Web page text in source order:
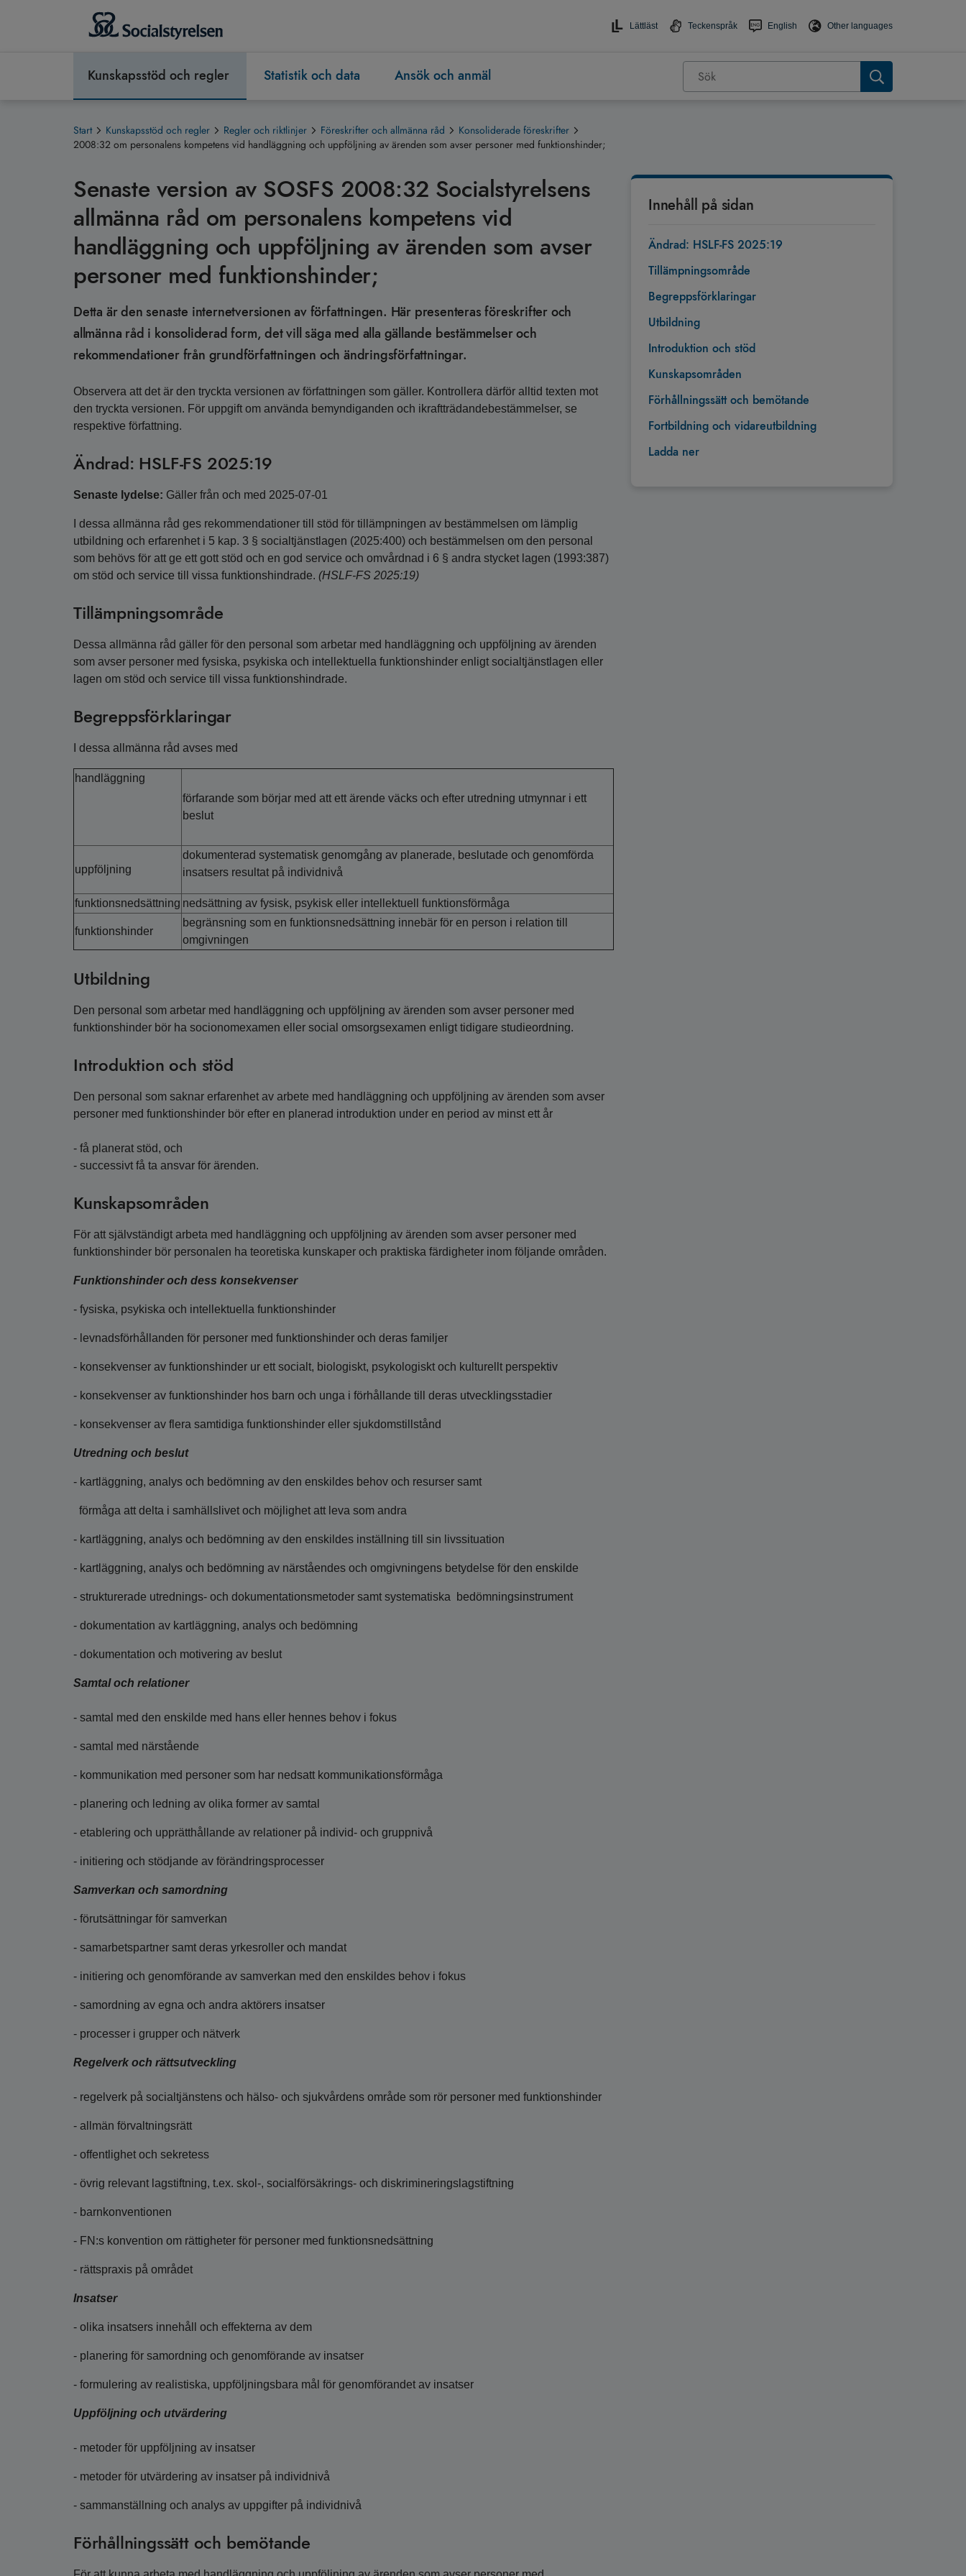
Lättläst Teckenspråk English Other languages
Kunskapsstöd och regler Statistik och data Ansök och anmäl
Start Kunskapsstöd och regler Regler och riktlinjer Föreskrifter och allmänna råd
Konsoliderade föreskrifter
2008:32 om personalens kompetens vid handläggning och uppföljning av ärenden som avser personer med funktionshinder;
Innehåll på sidan
Ändrad: HSLF-FS 2025:19
Tillämpningsområde
Begreppsförklaringar
Utbildning
Introduktion och stöd
Kunskapsområden
Förhållningssätt och bemötande
Fortbildning och vidareutbildning
Ladda ner
Senaste version av SOSFS 2008:32 Socialstyrelsens
allmänna råd om personalens kompetens vid
handläggning och uppföljning av ärenden som avser
personer med funktionshinder;
Detta är den senaste internetversionen av författningen. Här presenteras föreskrifter och
allmänna råd i konsoliderad form, det vill säga med alla gällande bestämmelser och
rekommendationer från grundförfattningen och ändringsförfattningar.
Observera att det är den tryckta versionen av författningen som gäller. Kontrollera därför alltid texten mot
den tryckta versionen. För uppgift om använda bemyndiganden och ikraftträdandebestämmelser, se
respektive författning.
Ändrad: HSLF-FS 2025:19
Senaste lydelse: Gäller från och med 2025-07-01
I dessa allmänna råd ges rekommendationer till stöd för tillämpningen av bestämmelsen om lämplig
utbildning och erfarenhet i 5 kap. 3 § socialtjänstlagen (2025:400) och bestämmelsen om den personal
som behövs för att ge ett gott stöd och en god service och omvårdnad i 6 § andra stycket lagen (1993:387)
om stöd och service till vissa funktionshindrade. (HSLF-FS 2025:19)
Tillämpningsområde
Dessa allmänna råd gäller för den personal som arbetar med handläggning och uppföljning av ärenden
som avser personer med fysiska, psykiska och intellektuella funktionshinder enligt socialtjänstlagen eller
lagen om stöd och service till vissa funktionshindrade.
Begreppsförklaringar
I dessa allmänna råd avses med
handläggning
förfarande som börjar med att ett ärende väcks och efter utredning utmynnar i ett
beslut
uppföljning
dokumenterad systematisk genomgång av planerade, beslutade och genomförda
insatsers resultat på individnivå
funktionsnedsättning nedsättning av fysisk, psykisk eller intellektuell funktionsförmåga
funktionshinder
begränsning som en funktionsnedsättning innebär för en person i relation till
omgivningen
Utbildning
Den personal som arbetar med handläggning och uppföljning av ärenden som avser personer med
funktionshinder bör ha socionomexamen eller social omsorgsexamen enligt tidigare studieordning.
Introduktion och stöd
Den personal som saknar erfarenhet av arbete med handläggning och uppföljning av ärenden som avser
personer med funktionshinder bör efter en planerad introduktion under en period av minst ett år
- få planerat stöd, och
- successivt få ta ansvar för ärenden.
Kunskapsområden
För att självständigt arbeta med handläggning och uppföljning av ärenden som avser personer med
funktionshinder bör personalen ha teoretiska kunskaper och praktiska färdigheter inom följande områden.
Funktionshinder och dess konsekvenser
- fysiska, psykiska och intellektuella funktionshinder
- levnadsförhållanden för personer med funktionshinder och deras familjer
- konsekvenser av funktionshinder ur ett socialt, biologiskt, psykologiskt och kulturellt perspektiv
- konsekvenser av funktionshinder hos barn och unga i förhållande till deras utvecklingsstadier
- konsekvenser av flera samtidiga funktionshinder eller sjukdomstillstånd
Utredning och beslut
- kartläggning, analys och bedömning av den enskildes behov och resurser samt
förmåga att delta i samhällslivet och möjlighet att leva som andra
- kartläggning, analys och bedömning av den enskildes inställning till sin livssituation
- kartläggning, analys och bedömning av närståendes och omgivningens betydelse för den enskilde
- strukturerade utrednings- och dokumentationsmetoder samt systematiska bedömningsinstrument
- dokumentation av kartläggning, analys och bedömning
- dokumentation och motivering av beslut
Samtal och relationer
- samtal med den enskilde med hans eller hennes behov i fokus
- samtal med närstående
- kommunikation med personer som har nedsatt kommunikationsförmåga
- planering och ledning av olika former av samtal
- etablering och upprätthållande av relationer på individ- och gruppnivå
- initiering och stödjande av förändringsprocesser
Samverkan och samordning
- förutsättningar för samverkan
- samarbetspartner samt deras yrkesroller och mandat
- initiering och genomförande av samverkan med den enskildes behov i fokus
- samordning av egna och andra aktörers insatser
- processer i grupper och nätverk
Regelverk och rättsutveckling
- regelverk på socialtjänstens och hälso- och sjukvårdens område som rör personer med funktionshinder
- allmän förvaltningsrätt
- offentlighet och sekretess
- övrig relevant lagstiftning, t.ex. skol-, socialförsäkrings- och diskrimineringslagstiftning
- barnkonventionen
- FN:s konvention om rättigheter för personer med funktionsnedsättning
- rättspraxis på området
Insatser
- olika insatsers innehåll och effekterna av dem
- planering för samordning och genomförande av insatser
- formulering av realistiska, uppföljningsbara mål för genomförandet av insatser
Uppföljning och utvärdering
- metoder för uppföljning av insatser
- metoder för utvärdering av insatser på individnivå
- sammanställning och analys av uppgifter på individnivå
Förhållningssätt och bemötande